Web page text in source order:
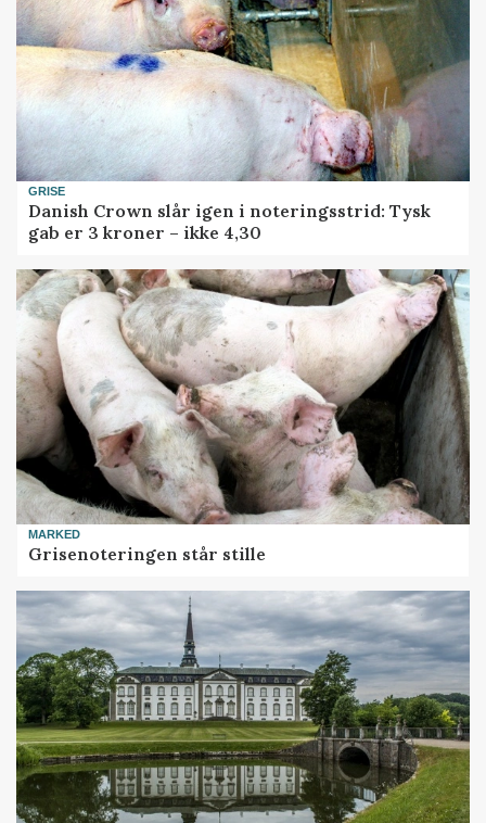
GRISE
Danish Crown slår igen i noteringsstrid: Tysk
gab er 3 kroner – ikke 4,30
MARKED
Grisenoteringen står stille